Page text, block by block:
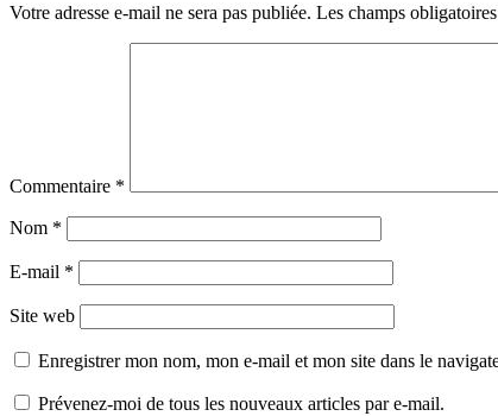
Votre adresse e-mail ne sera pas publiée. Les champs
Commentaire *
Nom *
E-mail *
Site web
Enregistrer mon nom, mon e-mail et mon site dans le
Prévenez-moi de tous les nouveaux articles par e-mail.